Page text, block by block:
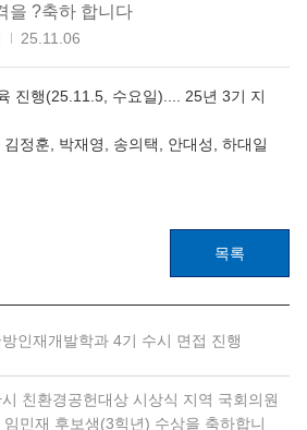
을 ?축하 합니다
25.11.06
진행(25.11.5, 수요일).... 25년 3기 지
정훈, 박재영, 송의택, 안대성, 하대일
목록
인재개발학과 4기 수시 면접 진행
친환경공헌대상 시상식 지역 국회의원
임민재 후보생(3힉년) 수상을 축하합니